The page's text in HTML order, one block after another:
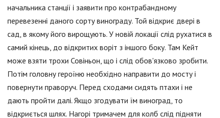
начальника станції і заявити про контрабандному
перевезенні даного сорту винограду. Той відкриє двері в
сад, в якому його вирощують. У новій локації слід рухатися в
самий кінець, до відкритих воріт з іншого боку. Там Кейт
може взяти трохи Совіньон, що і слід обов'язково зробити.
Потім головну героїню необхідно направити до мосту і
повернути праворуч. Перед сходами сидять птахи і не
дають пройти далі. Якщо згодувати їм виноград, то
відкриється шлях. Нагорі тримачем для колб слід підняти